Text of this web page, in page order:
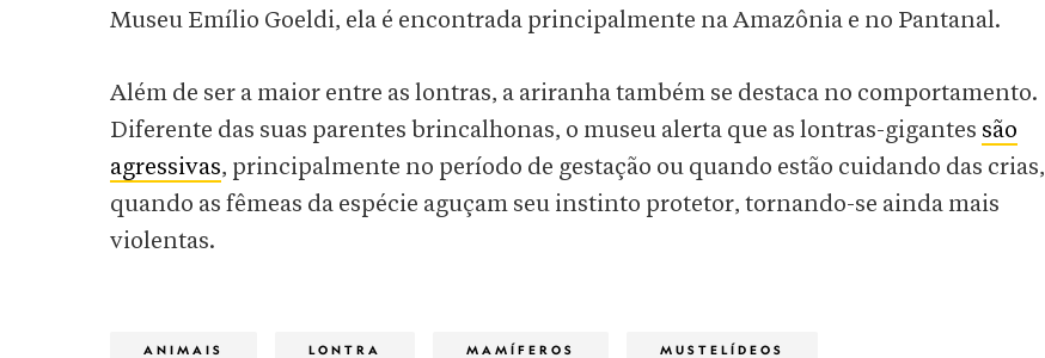
Museu Emílio Goeldi, ela é encontrada principalmente na Amazônia e no Pantanal.
Além de ser a maior entre as lontras, a ariranha também se destaca no comportamento.
Diferente das suas parentes brincalhonas, o museu alerta que as lontras-gigantes são
agressivas, principalmente no período de gestação ou quando estão cuidando das crias,
quando as fêmeas da espécie aguçam seu instinto protetor, tornando-se ainda mais
violentas.
ANIMAIS LONTRA MAMÍFEROS MUSTELÍDEOS